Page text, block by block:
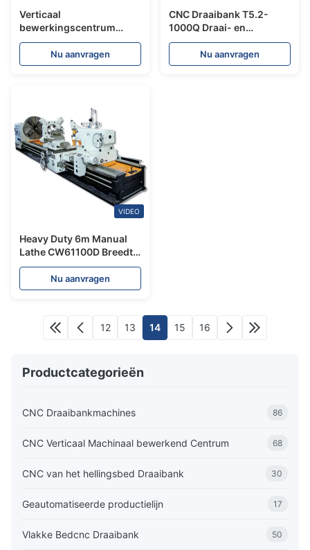
Verticaal
bewerkingscentrum
VMC1100P 20000rpm
Spindelsnelheid
Precision Mold Parts
Nu aanvragen
CNC Draaibank T5.2-
1000Q Draai- en
Freescombinatie Y-as
Type Draaibank SMTCL
Schuinbed CNC
Nu aanvragen
VIDEO
Heavy Duty 6m Manual
Lathe CW61100D Breedte
van het bed 755mm
Metalen grote draaibank
Nu aanvragen
12 13 14 15 16
Productcategorieën
CNC Draaibankmachines 86
CNC Verticaal Machinaal bewerkend Centrum 68
CNC van het hellingsbed Draaibank 30
Geautomatiseerde productielijn 17
Vlakke Bedcnc Draaibank 50